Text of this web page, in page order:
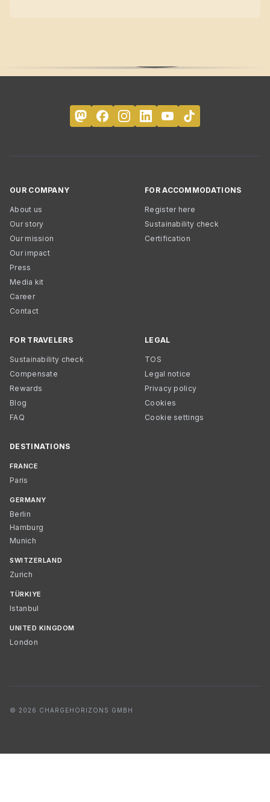
OUR COMPANY
About us
Our story
Our mission
Our impact
Press
Media kit
Career
Contact
FOR ACCOMMODATIONS
Register here
Sustainability check
Certification
FOR TRAVELERS
Sustainability check
Compensate
Rewards
Blog
FAQ
LEGAL
TOS
Legal notice
Privacy policy
Cookies
Cookie settings
DESTINATIONS
FRANCE
Paris
GERMANY
Berlin
Hamburg
Munich
SWITZERLAND
Zurich
TÜRKIYE
Istanbul
UNITED KINGDOM
London
© 2026 CHARGEHORIZONS GMBH